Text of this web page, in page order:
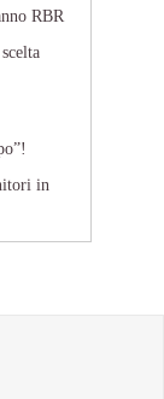
RBR
in